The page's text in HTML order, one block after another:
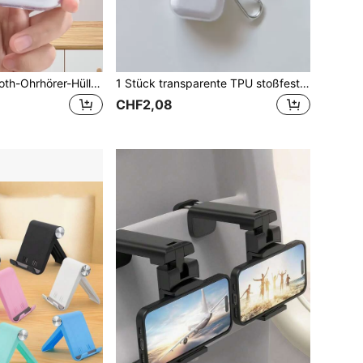
Einfarbige Bluetooth-Ohrhörer-Hülle aus transparentem TPU-Material, Schutzhülle kompatibel mit Apple kabellose Bluetooth-Ohrhörer, Frühlingsostergeschenk 1 Stück transparente TPU stoßfeste Kopfhörer Hülle mit Metallclip für alle Modelle (1st, 2nd, 3rd, 4rd, Pro, Pro 2), kratzfest & langanhaltend
CHF2,08